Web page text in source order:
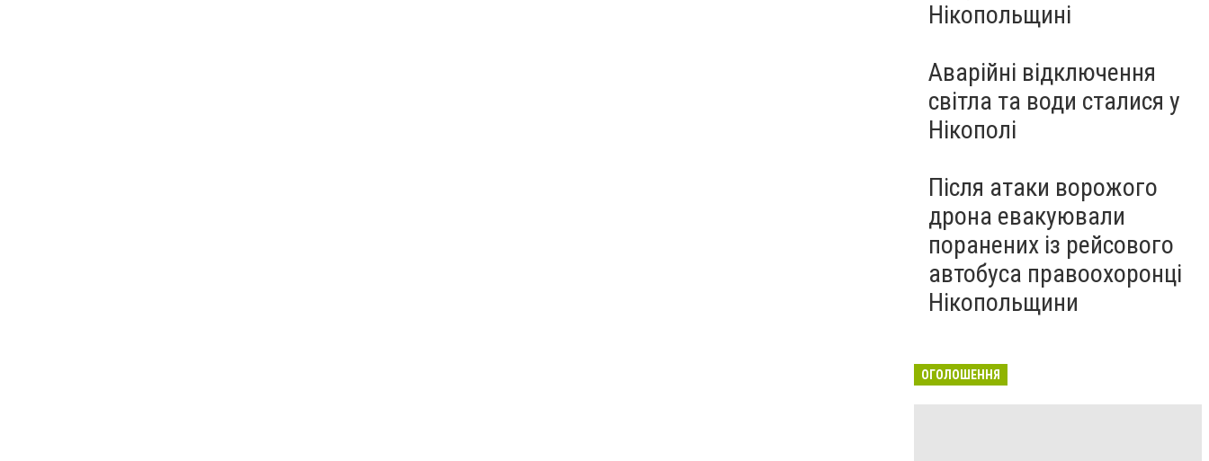
Нікопольщині
Аварійні відключення
світла та води сталися у
Нікополі
Після атаки ворожого
дрона евакуювали
поранених із рейсового
автобуса правоохоронці
Нікопольщини
ОГОЛОШЕННЯ